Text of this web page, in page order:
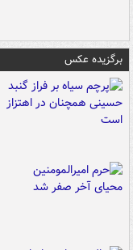
برگزیده عکس